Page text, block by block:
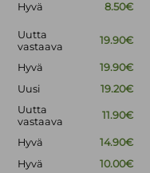
Hyvä 8.50€
Uutta
vastaava
19.90€
Hyvä
19.90€
Uusi 19.20€
Uutta
vastaava
11.90€
Hyvä
14.90€
Hyvä
10.00€